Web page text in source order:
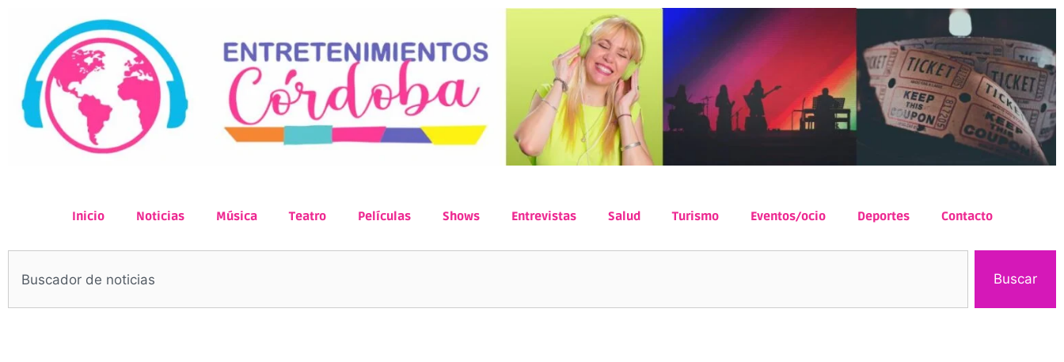
Inicio Noticias Música Teatro Películas Shows Entrevistas Salud Turismo Eventos/ocio Deportes Contacto
Buscar